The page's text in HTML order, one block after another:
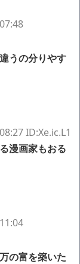
うの分りやす
ID:Xe.ic.L1
漫画家もおる
の富を築いた